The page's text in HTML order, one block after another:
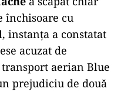
închisoare cu
instanța a constatat
acuzat de
aerian Blue
prejudiciu de două